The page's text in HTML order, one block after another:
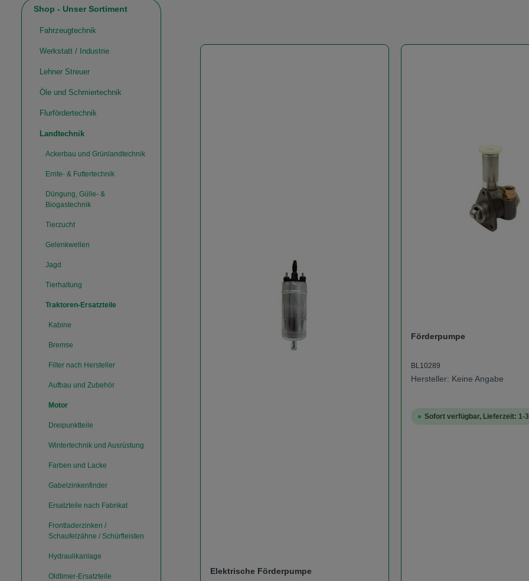
Shop - Unser Sortiment
Fahrzeugtechnik
Werkstatt / Industrie
Lehner Streuer
Öle und Schmiertechnik
Flurfördertechnik
Landtechnik
Ackerbau und Grünlandtechnik
Ernte- & Futtertechnik
Düngung, Gülle- &
Biogastechnik
Tierzucht
Gelenkwellen
Jagd
Tierhaltung
Traktoren-Ersatzteile
Kabine
Bremse
Filter nach Hersteller
Aufbau und Zubehör
Motor
Dreipunktteile
Wintertechnik und Ausrüstung
Farben und Lacke
Gabelzinkenfinder
Ersatzteile nach Fabrikat
Frontladerzinken /
Schaufelzähne / Schürfleisten
Hydraulikanlage
Oldtimer-Ersatzteile
Elektrische Förderpumpe
Förderpumpe
BL10289
Hersteller: Keine Angabe
Sofort verfügbar, Lieferzeit: 1-3